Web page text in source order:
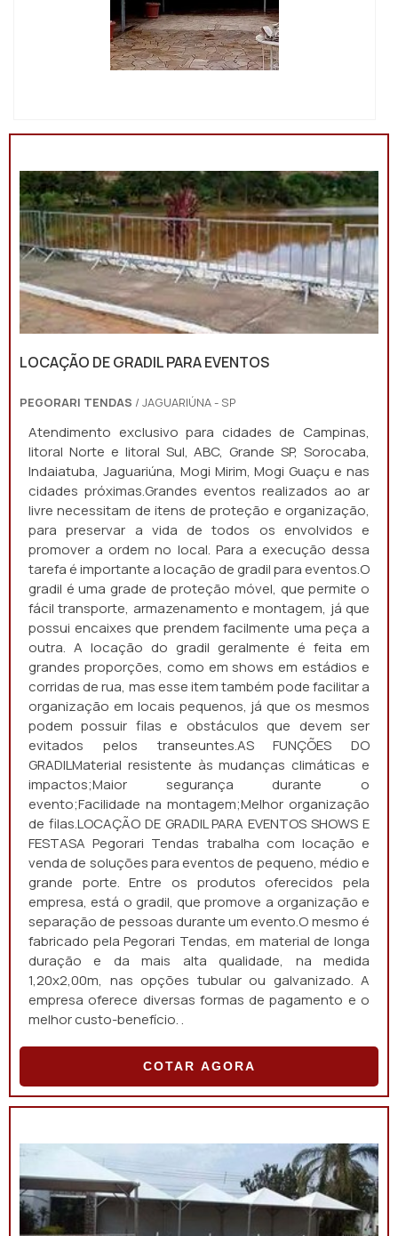
LOCAÇÃO DE GRADIL PARA EVENTOS
PEGORARI TENDAS / JAGUARIÚNA - SP
Atendimento exclusivo para cidades de Campinas,
litoral Norte e litoral Sul, ABC, Grande SP, Sorocaba,
Indaiatuba, Jaguariúna, Mogi Mirim, Mogi Guaçu e nas
cidades próximas.Grandes eventos realizados ao ar
livre necessitam de itens de proteção e organização,
para preservar a vida de todos os envolvidos e
promover a ordem no local. Para a execução dessa
tarefa é importante a locação de gradil para eventos.O
gradil é uma grade de proteção móvel, que permite o
fácil transporte, armazenamento e montagem, já que
possui encaixes que prendem facilmente uma peça a
outra. A locação do gradil geralmente é feita em
grandes proporções, como em shows em estádios e
corridas de rua, mas esse item também pode facilitar a
organização em locais pequenos, já que os mesmos
podem possuir filas e obstáculos que devem ser
evitados pelos transeuntes.AS FUNÇÕES DO
GRADILMaterial resistente às mudanças climáticas e
impactos;Maior segurança durante o
evento;Facilidade na montagem;Melhor organização
de filas.LOCAÇÃO DE GRADIL PARA EVENTOS SHOWS E
FESTASA Pegorari Tendas trabalha com locação e
venda de soluções para eventos de pequeno, médio e
grande porte. Entre os produtos oferecidos pela
empresa, está o gradil, que promove a organização e
separação de pessoas durante um evento.O mesmo é
fabricado pela Pegorari Tendas, em material de longa
duração e da mais alta qualidade, na medida
1,20x2,00m, nas opções tubular ou galvanizado. A
empresa oferece diversas formas de pagamento e o
melhor custo-benefício. .
COTAR AGORA